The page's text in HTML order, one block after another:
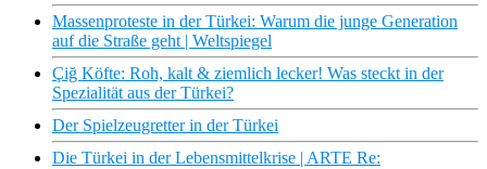
Massenproteste in der Türkei: Warum die junge Generation
auf die Straße geht | Weltspiegel
Çiğ Köfte: Roh, kalt & ziemlich lecker! Was steckt in der
Spezialität aus der Türkei?
Der Spielzeugretter in der Türkei
Die Türkei in der Lebensmittelkrise | ARTE Re: